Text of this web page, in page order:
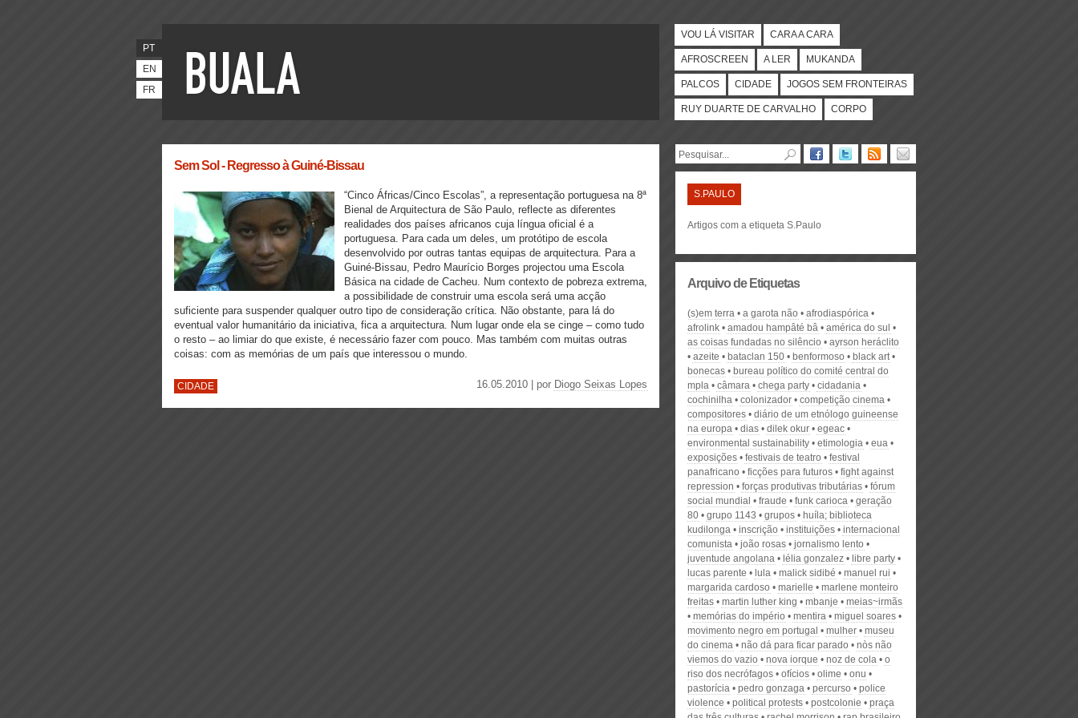
PT
EN
FR
VOU LÁ VISITAR CARA A CARA
AFROSCREEN A LER MUKANDA
PALCOS CIDADE JOGOS SEM FRONTEIRAS
RUY DUARTE DE CARVALHO CORPO
Sem Sol - Regresso à Guiné-Bissau
“Cinco Áfricas/Cinco Escolas”, a representação portuguesa na 8ª
Bienal de Arquitectura de São Paulo, reflecte as diferentes
realidades dos países africanos cuja língua oficial é a
portuguesa. Para cada um deles, um protótipo de escola
desenvolvido por outras tantas equipas de arquitectura. Para a
Guiné-Bissau, Pedro Maurício Borges projectou uma Escola
Básica na cidade de Cacheu. Num contexto de pobreza extrema,
a possibilidade de construir uma escola será uma acção
suficiente para suspender qualquer outro tipo de consideração crítica. Não obstante, para lá do
eventual valor humanitário da iniciativa, fica a arquitectura. Num lugar onde ela se cinge – como tudo
o resto – ao limiar do que existe, é necessário fazer com pouco. Mas também com muitas outras
coisas: com as memórias de um país que interessou o mundo.
CIDADE 16.05.2010 | por Diogo Seixas Lopes
S.PAULO
Artigos com a etiqueta S.Paulo
Arquivo de Etiquetas
(s)em terra a garota não
afrodiaspórica
afrolink
amadou hampâté bâ
américa do sul
as coisas fundadas no silêncio
ayrson heráclito
azeite
bataclan 150 benformoso
black art
bonecas
bureau político do comité central do
mpla
câmara chega party
cidadania
cochinilha
colonizador
competição cinema
compositores
diário de um etnólogo guineense
na europa
dias dilek okur
egeac
environmental sustainability
etimologia
eua
exposições
festivais de teatro
festival
panafricano
ficções para futuros
fight against
repression
forças produtivas tributárias
fórum
social mundial
fraude funk carioca
geração
80
grupo 1143 grupos
huíla; biblioteca
kudilonga
inscrição instituições
internacional
comunista
joão rosas
jornalismo lento
juventude angolana
lélia gonzalez
libre party
lucas parente
lula malick sidibé
manuel rui
margarida cardoso
marielle
marlene monteiro
freitas
martin luther king mbanje
meias~irmãs
memórias do império
mentira
miguel soares
movimento negro em portugal
mulher
museu
do cinema
não dá para ficar parado
nòs não
viemos do vazio
nova iorque noz de cola
o
riso dos necrófagos
ofícios olime
onu
pastorícia
pedro gonzaga percurso
police
violence
political protests postcolonie
praça